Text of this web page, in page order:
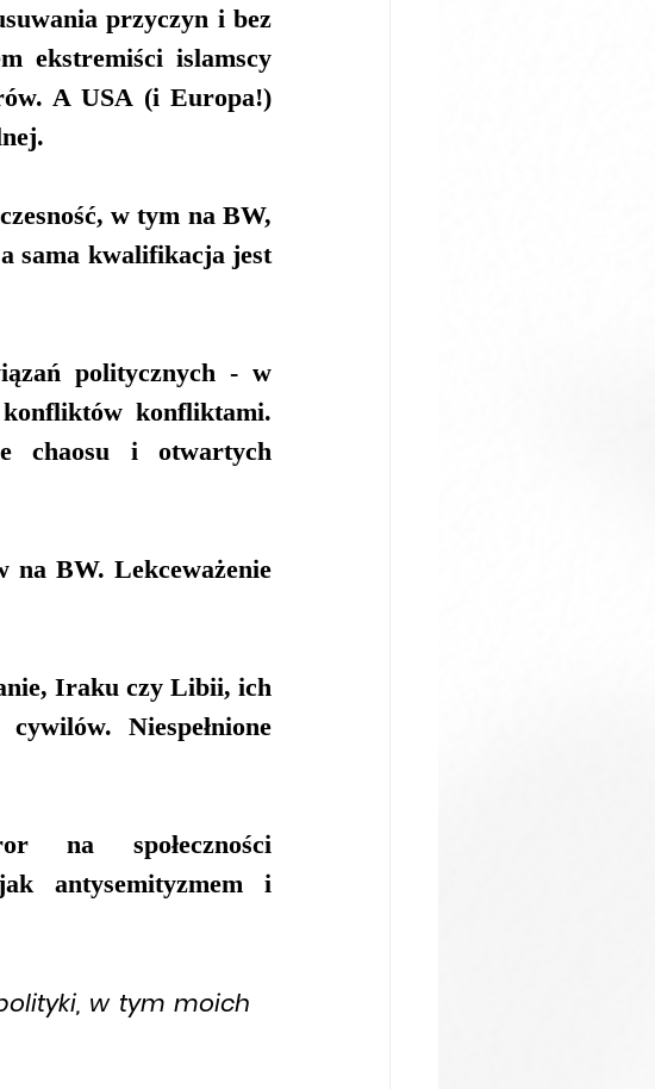
przyczyn i bez
ekstremiści islamscy
A USA (i Europa!)
w tym na BW,
sama kwalifikacja jest
politycznych - w
konfliktów konfliktami.
chaosu i otwartych
na BW. Lekceważenie
Iraku czy Libii, ich
Niespełnione
na społeczności
antysemityzmem i
w tym moich